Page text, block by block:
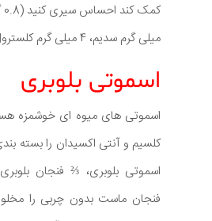
میلی گرم سدیم، 4 میلی گرم کلسترول).
اسموتی بلوبری
اسموتی های میوه ای خوشمزه
کلسیم و آنتی اکسیدان را بسته
اسموتی بلوبری، ⅔ فنجان
فنجان ماست بدون چربی را